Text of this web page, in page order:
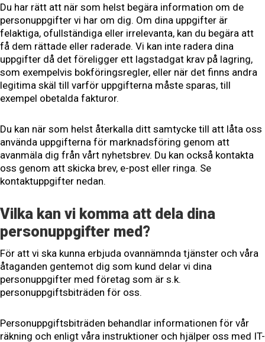
Du har rätt att när som helst begära information om de
personuppgifter vi har om dig. Om dina uppgifter är
felaktiga, ofullständiga eller irrelevanta, kan du begära att
få dem rättade eller raderade. Vi kan inte radera dina
uppgifter då det föreligger ett lagstadgat krav på lagring,
som exempelvis bokföringsregler, eller när det finns andra
legitima skäl till varför uppgifterna måste sparas, till
exempel obetalda fakturor.
Du kan när som helst återkalla ditt samtycke till att låta oss
använda uppgifterna för marknadsföring genom att
avanmäla dig från vårt nyhetsbrev. Du kan också kontakta
oss genom att skicka brev, e-post eller ringa. Se
kontaktuppgifter nedan.
Vilka kan vi komma att dela dina
personuppgifter med?
För att vi ska kunna erbjuda ovannämnda tjänster och våra
åtaganden gentemot dig som kund delar vi dina
personuppgifter med företag som är s.k.
personuppgiftsbiträden för oss.
Personuppgiftsbiträden behandlar informationen för vår
räkning och enligt våra instruktioner och hjälper oss med IT-